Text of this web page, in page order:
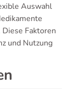
Auswahl
Faktoren
und Nutzung